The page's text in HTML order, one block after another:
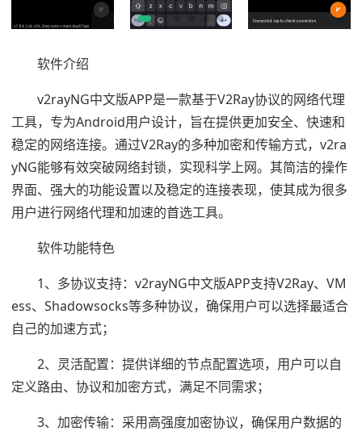
软件介绍
v2rayNG中文版APP是一款基于V2Ray协议的网络代理
工具，专为Android用户设计，旨在提供更加安全、快速和
稳定的网络连接。通过V2Ray的多种加密和传输方式，v2ra
yNG能够有效突破网络封锁，实现科学上网。其简洁的操作
界面、强大的功能设置以及稳定的连接表现，使其成为很多
用户进行网络代理和加速的首选工具。
软件功能特色
1、多协议支持：v2rayNG中文版APP支持V2Ray、VM
ess、Shadowsocks等多种协议，确保用户可以选择最适合
自己的加速方式；
2、灵活配置：提供详细的节点配置选项，用户可以自
定义路由、协议和加密方式，满足不同需求；
3、加密传输：采用高强度加密协议，确保用户数据的